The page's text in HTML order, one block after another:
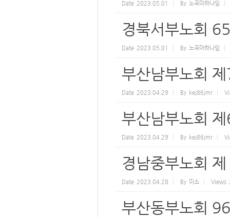
Date 2023.05.01 By 노곡마하나임
경북서부노회
Date 2023.05.01 By 노곡마하나임
부산남부노회
Date 2023.04.29 By kej86jmr
부산남부노회
Date 2023.04.29 By kej86jmr
경남중부노회
Date 2023.04.28 By 미소 Views
부산동부노회